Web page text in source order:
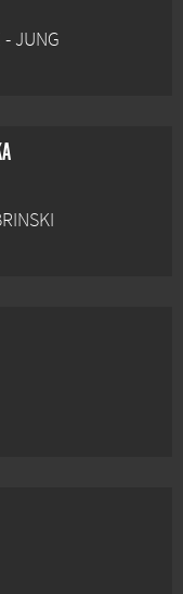
- JUNG